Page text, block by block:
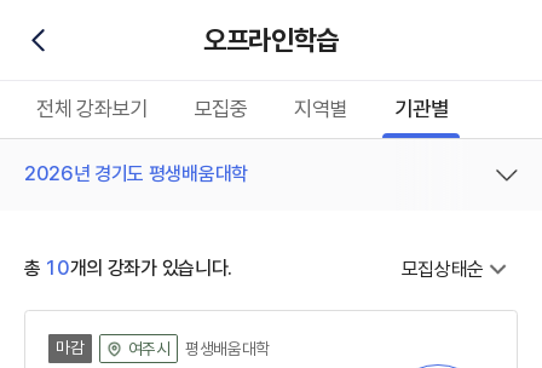
뒤로가기 오프라인학습
전체 강좌보기 모집중 지역별 기관별
2026년 경기도 평생배움대학 사업
총 10개의 강좌가 있습니다. 모집상태순
마감 여주시 평생배움대학